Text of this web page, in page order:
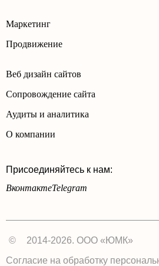
Маркетинг
Продвижение
Веб дизайн сайтов
Сопровождение сайта
Аудиты и аналитика
О компании
Присоединяйтесь к нам:
ВконтактеTelegram
©
2014-2026. ООО «ЮМК»
Согласие на обработку